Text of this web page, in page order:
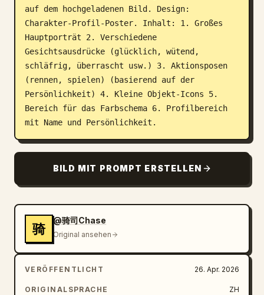
Updates
auf dem hochgeladenen Bild. Design:
Charakter-Profil-Poster. Inhalt: 1. Großes
Hauptporträt 2. Verschiedene
Gesichtsausdrücke (glücklich, wütend,
schläfrig, überrascht usw.) 3. Aktionsposen
(rennen, spielen) (basierend auf der
Persönlichkeit) 4. Kleine Objekt-Icons 5.
Bereich für das Farbschema 6. Profilbereich
mit Name und Persönlichkeit.
BILD MIT PROMPT ERSTELLEN
骑
@骑司Chase
Original ansehen
VERÖFFENTLICHT 26. Apr. 2026
ORIGINALSPRACHE ZH